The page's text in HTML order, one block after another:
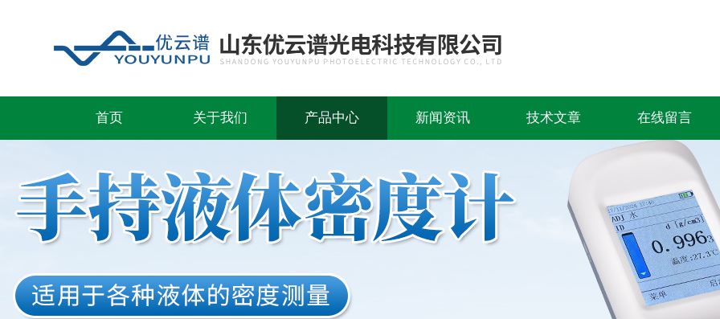
首页 关于我们 产品中心 新闻资讯 技术文章 在线留言